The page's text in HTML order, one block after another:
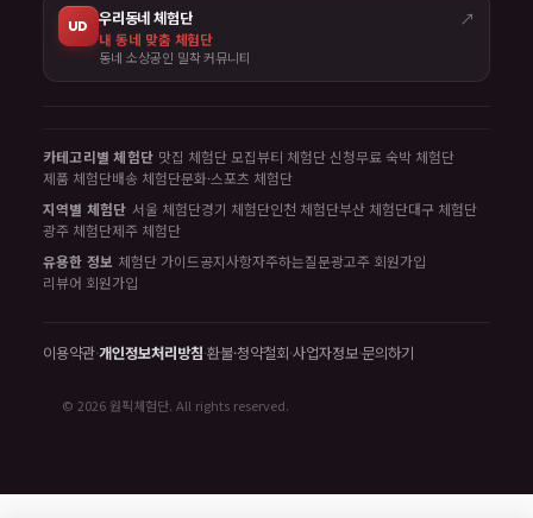
UD 우리동네 체험단 ↗
내 동네 맞춤 체험단
동네 소상공인 밀착 커뮤니티
카테고리별 체험단 맛집 체험단 모집뷰티 체험단 신청무료 숙박 체험단
제품 체험단배송 체험단문화·스포츠 체험단
지역별 체험단 서울 체험단경기 체험단인천 체험단부산 체험단대구 체험단
광주 체험단제주 체험단
유용한 정보 체험단 가이드공지사항자주하는질문광고주 회원가입
리뷰어 회원가입
이용약관·개인정보처리방침·환불·청약철회·사업자정보·문의하기
© 2026 원픽체험단. All rights reserved.